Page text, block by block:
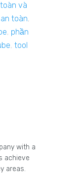
và
toàn,
, phần
, tool
with a
achieve
areas.